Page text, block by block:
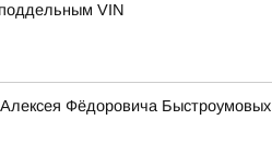
VIN
Фёдоровича Быстроумовых